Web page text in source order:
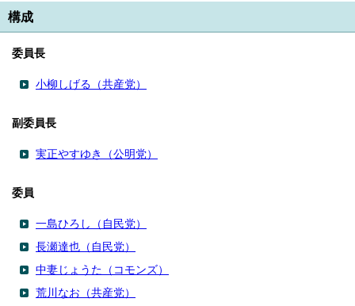
構成
委員長
小柳しげる（共産党）
副委員長
実正やすゆき（公明党）
委員
一島ひろし（自民党）
長瀬達也（自民党）
中妻じょうた（コモンズ）
荒川なお（共産党）